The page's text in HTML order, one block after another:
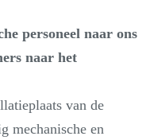
personeel naar ons
naar het
van de
mechanische en